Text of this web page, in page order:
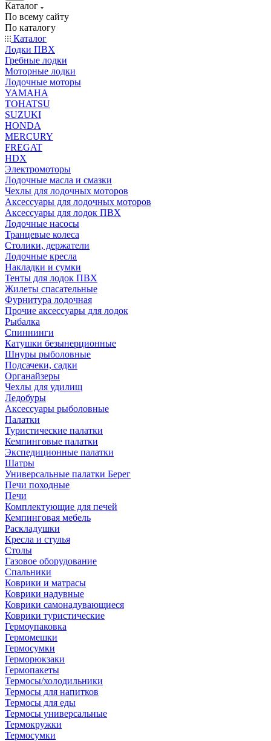
Каталог
По всему сайту
По каталогу
Каталог
Лодки ПВХ
Гребные лодки
Моторные лодки
Лодочные моторы
YAMAHA
TOHATSU
SUZUKI
HONDA
MERCURY
FREGAT
HDX
Электромоторы
Лодочные масла и смазки
Чехлы для лодочных моторов
Аксессуары для лодочных моторов
Аксессуары для лодок ПВХ
Лодочные насосы
Транцевые колеса
Столики, держатели
Лодочные кресла
Накладки и сумки
Тенты для лодок ПВХ
Жилеты спасательные
Фурнитура лодочная
Прочие аксессуары для лодок
Рыбалка
Спиннинги
Катушки безынерционные
Шнуры рыболовные
Подсачеки, садки
Органайзеры
Чехлы для удилищ
Ледобуры
Аксессуары рыболовные
Палатки
Туристические палатки
Кемпинговые палатки
Экспедиционные палатки
Шатры
Универсальные палатки Берег
Печи походные
Печи
Комплектующие для печей
Кемпинговая мебель
Раскладушки
Кресла и стулья
Столы
Газовое оборудование
Спальники
Коврики и матрасы
Коврики надувные
Коврики самонадувающиеся
Коврики туристические
Гермоупаковка
Гермомешки
Гермосумки
Герморюкзаки
Гермопакеты
Термосы/холодильники
Термосы для напитков
Термосы для еды
Термосы универсальные
Термокружки
Термосумки